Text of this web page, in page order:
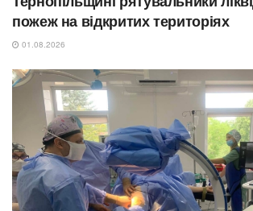
пожеж на відкритих територіях
01.08.2026